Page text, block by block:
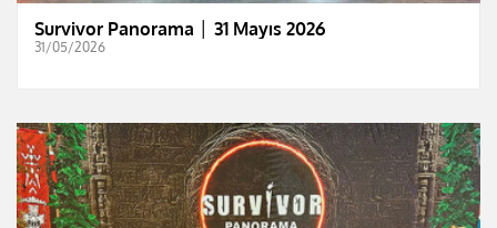
Survivor Panorama │ 31 Mayıs 2026
31/05/2026